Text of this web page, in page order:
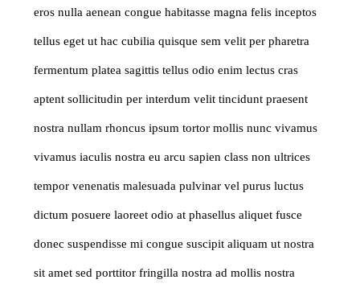
eros nulla aenean congue habitasse magna felis inceptos
tellus eget ut hac cubilia quisque sem velit per pharetra
fermentum platea sagittis tellus odio enim lectus cras
aptent sollicitudin per interdum velit tincidunt praesent
nostra nullam rhoncus ipsum tortor mollis nunc vivamus
vivamus iaculis nostra eu arcu sapien class non ultrices
tempor venenatis malesuada pulvinar vel purus luctus
dictum posuere laoreet odio at phasellus aliquet fusce
donec suspendisse mi congue suscipit aliquam ut nostra
sit amet sed porttitor fringilla nostra ad mollis nostra